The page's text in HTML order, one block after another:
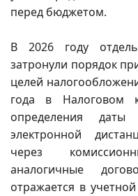
перед бюджетом.
В 2026 году
затронули порядок
целей
года в Налоговом
определения
электронной
через
аналогичные
отражается в